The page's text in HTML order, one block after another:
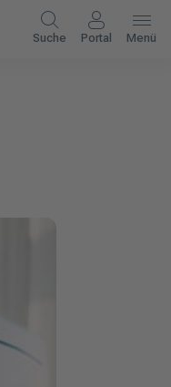
Suche Portal Menü